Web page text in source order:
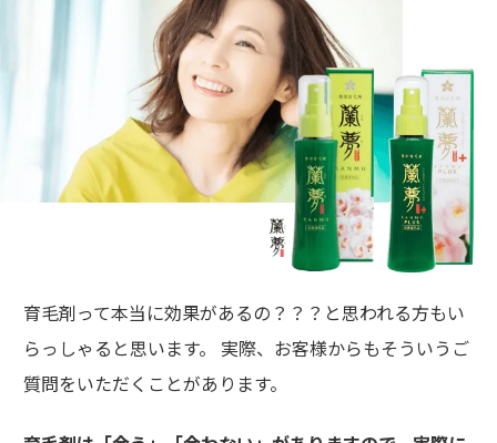
育毛剤って本当に効果があるの？？？と思われる方もい
らっしゃると思います。 実際、お客様からもそういうご
質問をいただくことがあります。